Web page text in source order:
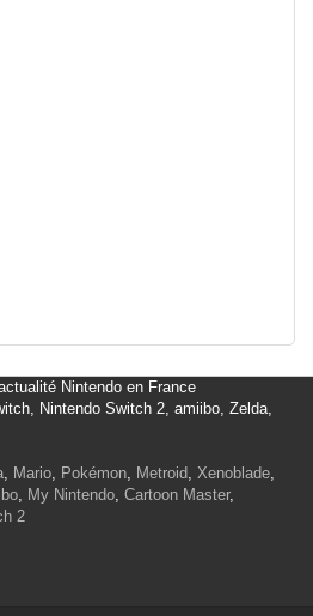
Nintendo en France
Nintendo Switch 2, amiibo, Zelda,
, Mario, Pokémon, Metroid, Xenoblade,
, My Nintendo, Cartoon Master,
2